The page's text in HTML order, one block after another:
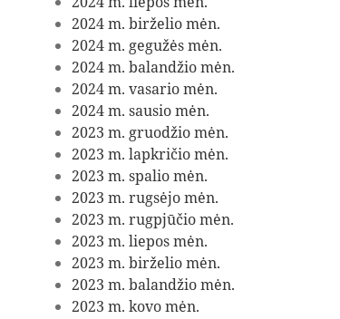
2024 m. birželio mėn.
2024 m. gegužės mėn.
2024 m. balandžio mėn.
2024 m. vasario mėn.
2024 m. sausio mėn.
2023 m. gruodžio mėn.
2023 m. lapkričio mėn.
2023 m. spalio mėn.
2023 m. rugsėjo mėn.
2023 m. rugpjūčio mėn.
2023 m. liepos mėn.
2023 m. birželio mėn.
2023 m. balandžio mėn.
2023 m. kovo mėn.